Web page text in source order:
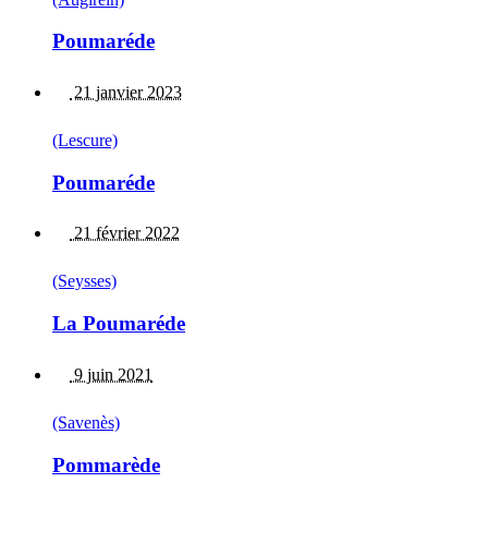
Poumaréde
21 janvier 2023
(Lescure)
Poumaréde
21 février 2022
(Seysses)
La Poumaréde
9 juin 2021
(Savenès)
Pommarède